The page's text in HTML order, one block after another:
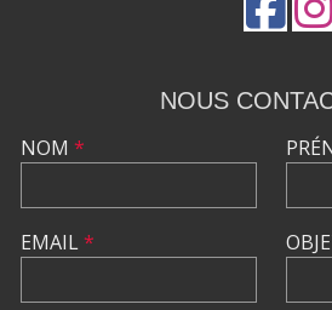
NOUS
NOM *
EMAIL*